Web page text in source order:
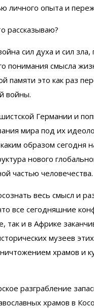
личного опыта и
рассказываю?
сил духа и сил
понимания смысла
памяти это как раз
войны.
Германии и
мира под их
образом сегодня
нового
частью человечества.
весь смысл и
все сегодняшние
так и в Африке
музеев
храмов и
разграбление
храмов в